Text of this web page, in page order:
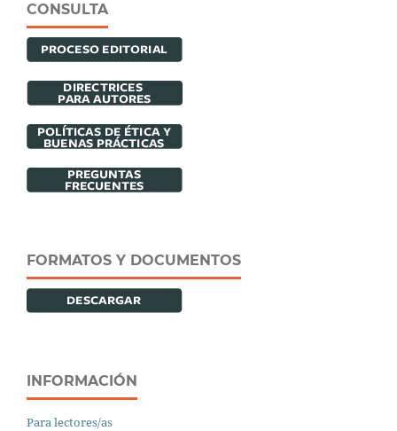
CONSULTA
FORMATOS Y DOCUMENTOS
INFORMACIÓN
Para lectores/as